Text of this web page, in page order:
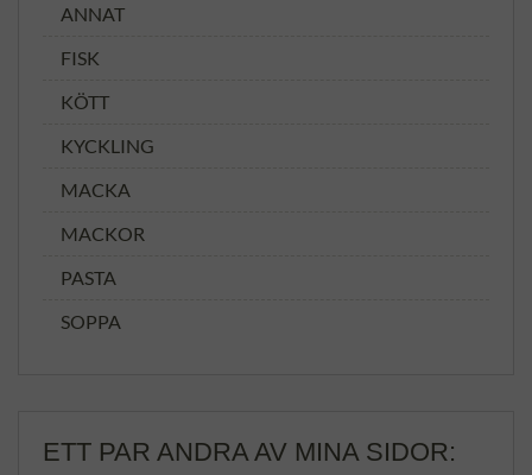
ANNAT
FISK
KÖTT
KYCKLING
MACKA
MACKOR
PASTA
SOPPA
ETT PAR ANDRA AV MINA SIDOR: